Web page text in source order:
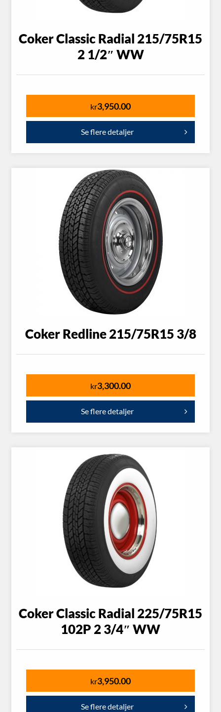
Coker Classic Radial 215/75R15
2 1/2″ WW
kr3,950.00
Se flere detaljer
Coker Redline 215/75R15 3/8
kr3,300.00
Se flere detaljer
Coker Classic Radial 225/75R15
102P 2 3/4″ WW
kr3,950.00
Se flere detaljer